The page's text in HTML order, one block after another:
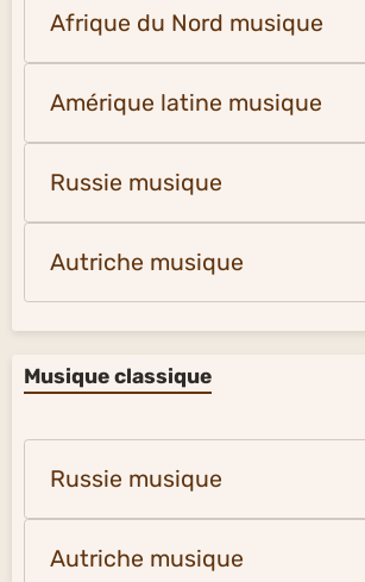
Afrique du Nord musique
Amérique latine musique
Russie musique
Autriche musique
Musique classique
Russie musique
Autriche musique